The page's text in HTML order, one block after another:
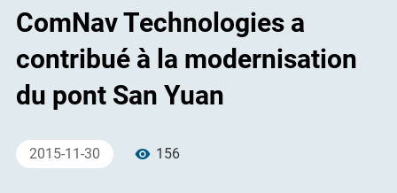
ComNav Technologies a
contribué à la modernisation
du pont San Yuan
2015-11-30 156